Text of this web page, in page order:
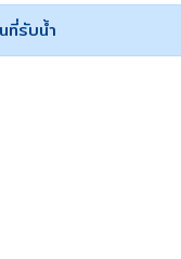
ที่รับน้ำ